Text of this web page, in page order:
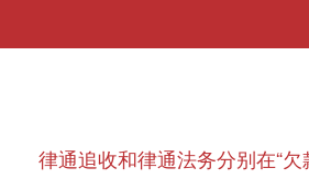
律通追收和律通法务分别在“